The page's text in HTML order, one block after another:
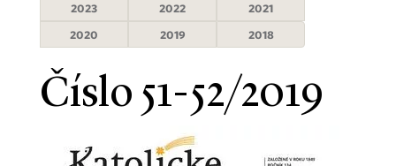
2023
2022
2021
2020
2019 2018
Číslo 51-52/2019